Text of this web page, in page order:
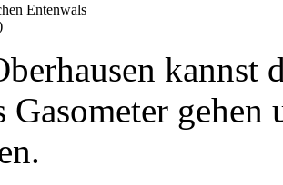
Entenwals
kannst
Gasometer